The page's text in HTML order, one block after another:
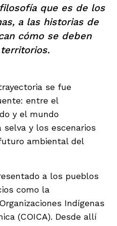
que es de los
a las historias de
cómo se deben
se fue
entre el
y el mundo
y los escenarios
ambiental del
a los pueblos
como la
Indígenas
(COICA). Desde allí